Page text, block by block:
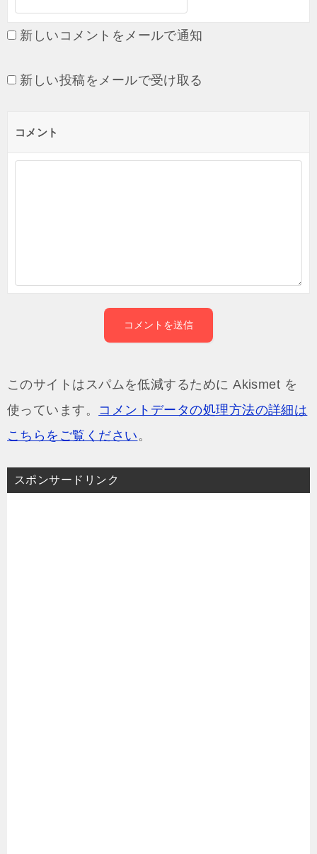
新しいコメントをメールで通知
新しい投稿をメールで受け取る
コメント
このサイトはスパムを低減するために Akismet を
使っています。 コメントデータの処理方法の詳細は
こちらをご覧ください 。
スポンサードリンク